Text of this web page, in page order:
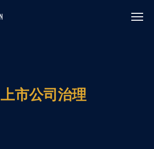
上市公司治理